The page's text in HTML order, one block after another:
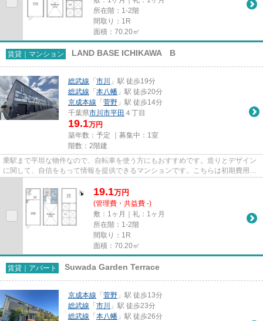
所在階：1-2階
間取り：1R
面積：70.20㎡
賃貸｜マンション LAND BASE ICHIKAWA B
総武線 「 市川
」駅 徒歩19分
総武線 「 本八幡 」駅 徒歩20分
京成本線 「 菅野 」駅 徒歩14分
千葉県市川市平田 ４丁目
19.1万円
築年数：予定 ｜募集中： 1室
階数：2階建
乗駅まで平坦な物件なので、自転車を使う方にもおすすめです。造りとデザイン
に関して、自信をもって情報を提供できるマンションです。こちらは初期費用を
19.1万円
(管理費・共益費 -)
敷：1ヶ月｜礼：1ヶ月
所在階：1-2階
間取り：1R
面積：70.20㎡
賃貸｜アパート Suwada Garden Terrace
京成本線 「 菅野 」駅 徒歩13分
総武線 「 市川
」駅 徒歩23分
総武線 「 本八幡 」駅 徒歩26分